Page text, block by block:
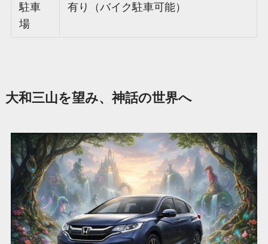
駐車
場
有り（バイク駐車可能）
大和三山を望み、神話の世界へ